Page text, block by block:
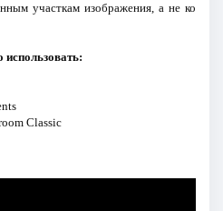
участкам изображения, а не ко
Classic